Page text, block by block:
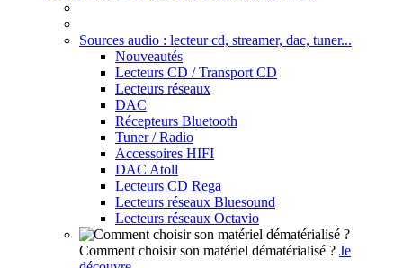
Sources audio : lecteur cd, streamer, dac, tuner...
Nouveautés
Lecteurs CD / Transport CD
Lecteurs réseaux
DAC
Récepteurs Bluetooth
Tuner / Radio
Accessoires HIFI
DAC Atoll
Lecteurs CD Rega
Lecteurs réseaux Bluesound
Lecteurs réseaux Octavio
Comment choisir son matériel dématérialisé ? Je